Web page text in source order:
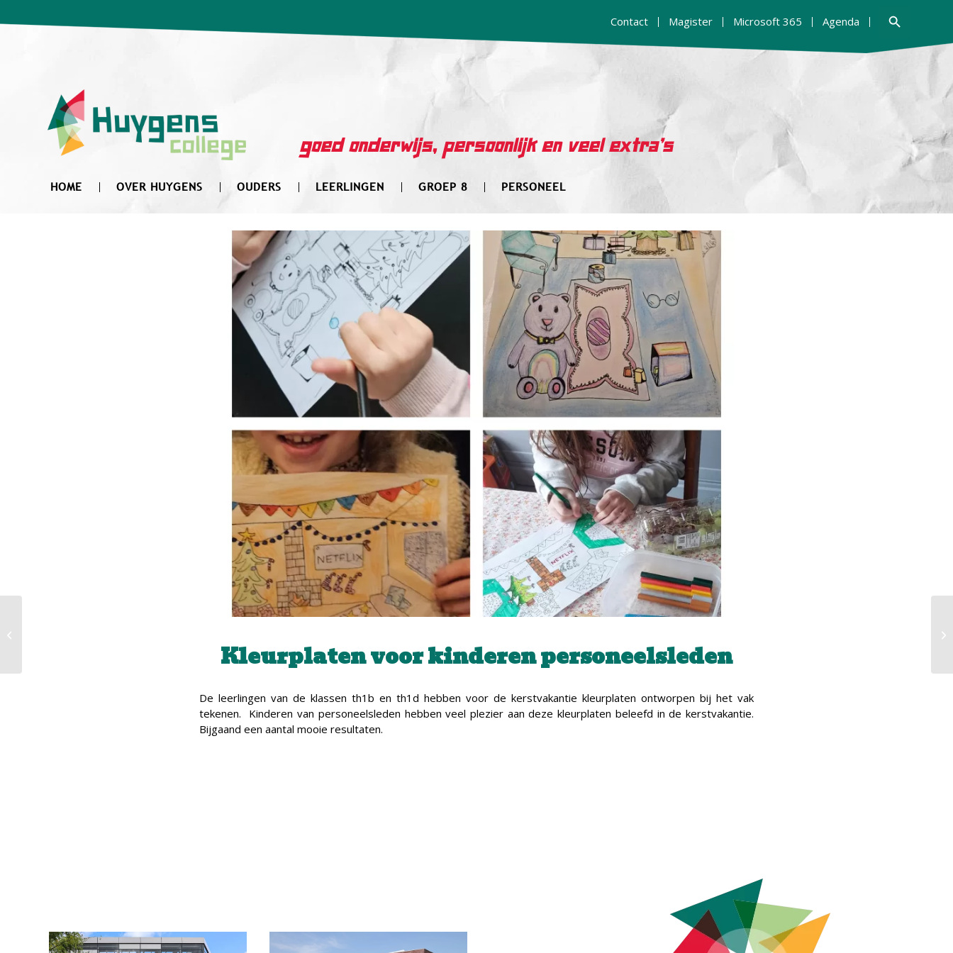
Contact Magister Microsoft 365 Agenda
Zoek
goed onderwijs, persoonlijk en veel extra’s
HOME OVER HUYGENS OUDERS LEERLINGEN GROEP 8 PERSONEEL
Kleurplaten voor kinderen personeelsleden
De leerlingen van de klassen th1b en th1d hebben voor de kerstvakantie kleurplaten ontworpen bij het vak
tekenen. Kinderen van personeelsleden hebben veel plezier aan deze kleurplaten beleefd in de kerstvakantie.
Bijgaand een aantal mooie resultaten.